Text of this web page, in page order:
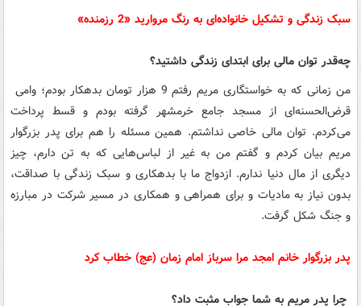
سبک زندگی و تشکیل خانواده‌ای به رنگ مروارید «2 رزمنده»
چه‌قدر توان مالی برای ابتدای زندگی داشتید؟
من زمانی که به خواستگاری مریم رفتم 9 هزار تومان بدهکار بودم؛ وامی
قرض‌الحسنه‌ای از مسجد جامع خرمشهر گرفته بودم و قسط پرداخت
می‌کردم. توان مالی خاصی نداشتم. همین مسئله را هم برای پدر بزرگوار
مریم بیان کردم و گفتم من به غیر از لباس‌هایی که به تن دارم، چیز
دیگری از مال دنیا ندارم. ازدواج ما با بدهکاری و سبک زندگی با صداقت،
بدون نیاز به مادیات و برای همراهی و همکاری در مسیر شرکت در مبارزه
و جنگ شکل گرفت.
پدر بزرگوار خانم امجد مرا سرباز امام زمان (عج) خطاب کرد
چرا پدر مریم به شما جواب مثبت داد؟